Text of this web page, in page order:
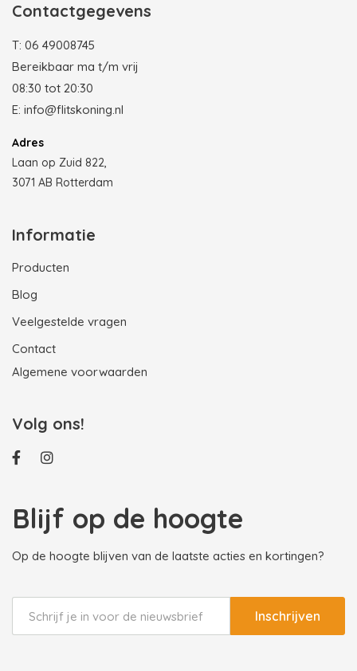
Contactgegevens
T: 06 49008745
Bereikbaar ma t/m vrij
08:30 tot 20:30
E: info@flitskoning.nl
Adres
Laan op Zuid 822,
3071 AB Rotterdam
Informatie
Producten
Blog
Veelgestelde vragen
Contact
Algemene voorwaarden
Volg ons!
Blijf op de hoogte
Op de hoogte blijven van de laatste acties en kortingen?
Inschrijven